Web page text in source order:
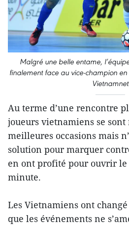
Malgré une belle entame,
finalement face au vice-champion en
Vietnamnet
Au terme d’une rencontre
joueurs vietnamiens se sont
meilleures occasions mais
solution pour marquer
en ont profité pour ouvrir le
minute.
Les Vietnamiens ont
que les événements ne